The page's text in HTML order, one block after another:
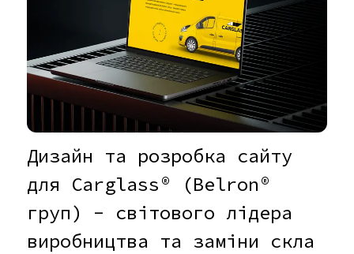
Дизайн та розробка сайту
для Carglass® (Belron®
груп) - світового лідера
виробництва та заміни скла